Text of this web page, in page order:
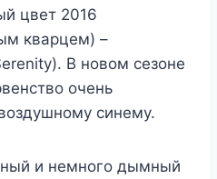
цвет 2016
кварцем) –
В новом сезоне
очень
синему.
и немного дымный